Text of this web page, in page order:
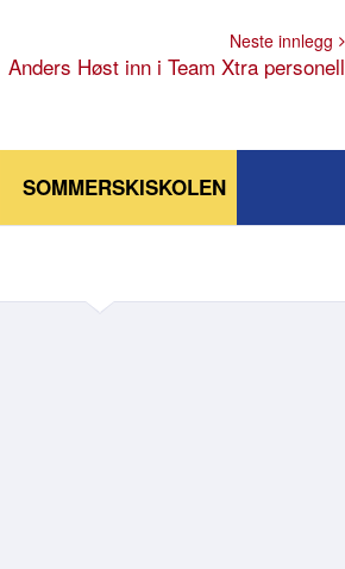
Neste innlegg
Anders Høst inn i Team Xtra personell
SOMMERSKISKOLEN